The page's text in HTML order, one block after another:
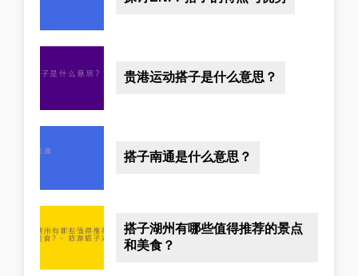
贵港运动搭子是什么意思？
搭子南通是什么意思？
搭子湖州有哪些值得推荐的景点
和美食？